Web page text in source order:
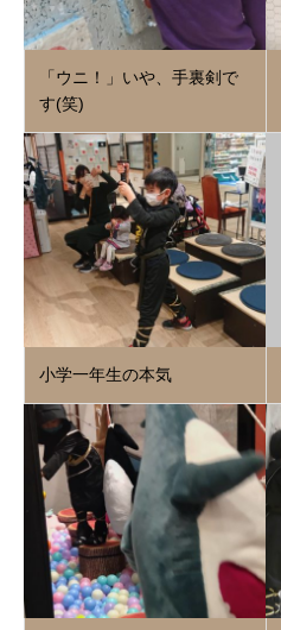
「ウニ！」いや、手裏剣で
す(笑)
小学一年生の本気